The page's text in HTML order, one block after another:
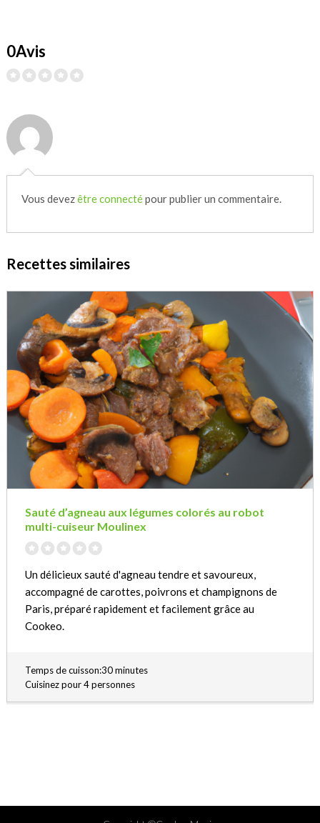
0Avis
Vous devezêtre connectépour publier un commentaire.
Recettes similaires
Sauté d’agneau aux légumes colorés au robot
multi-cuiseur Moulinex
Un délicieux sauté d'agneau tendre et savoureux,
accompagné de carottes, poivrons et champignons de
Paris, préparé rapidement et facilement grâce au
Cookeo.
Temps de cuisson:30 minutes
Cuisinez pour 4 personnes